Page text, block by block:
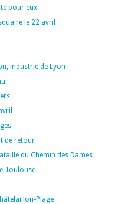
pour eux
le 22 avril
industrie de Lyon
de retour
du Chemin des Dames
Toulouse
Plage